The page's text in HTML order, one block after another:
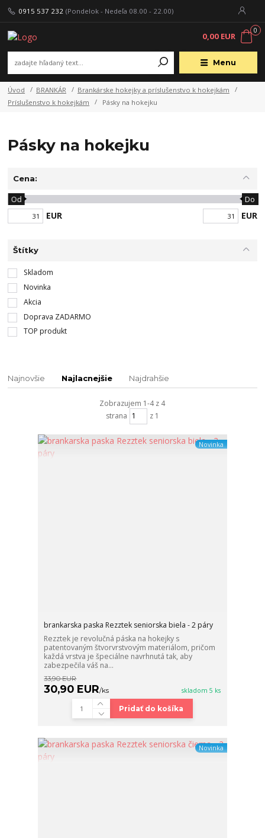
Menu
0915 537 232 (Pondelok - Nedeľa 08.00 - 22.00)
0
0,00 EUR
Úvod BRANKÁR
Brankárske hokejky a príslušenstvo k hokejkám
Príslušenstvo k hokejkám
Pásky na hokejku
Pásky na hokejku
Cena:
EUR
Od Do
EUR
Štítky
Skladom
Novinka
Akcia
Doprava ZADARMO
TOP produkt
Najnovšie Najlacnejšie Najdrahšie
Zobrazujem 1-4 z 4
strana
z 1
Novinka
brankarska paska Rezztek seniorska biela - 2 páry
Rezztek je revolučná páska na hokejky s
patentovaným štvorvrstvovým materiálom, pričom
každá vrstva je špeciálne navrhnutá tak, aby
zabezpečila váš na...
33,90 EUR
30,90 EUR/ks skladom 5 ks
Pridať do košíka
Novinka